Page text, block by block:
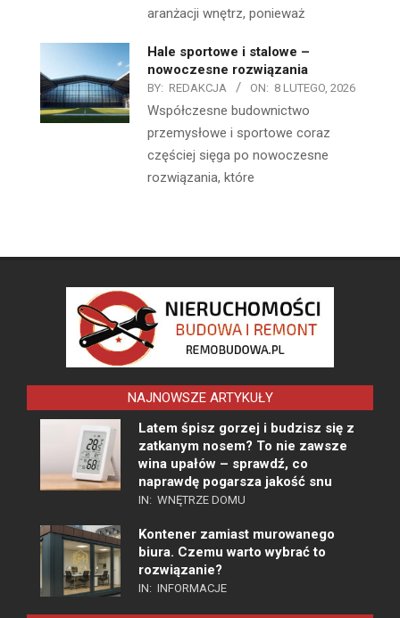
aranżacji wnętrz, ponieważ
Hale sportowe i stalowe –
nowoczesne rozwiązania
BY: REDAKCJA ON: 8 LUTEGO, 2026
Współczesne budownictwo
przemysłowe i sportowe coraz
częściej sięga po nowoczesne
rozwiązania, które
NAJNOWSZE ARTYKUŁY
Latem śpisz gorzej i budzisz się z
zatkanym nosem? To nie zawsze
wina upałów – sprawdź, co
naprawdę pogarsza jakość snu
IN: WNĘTRZE DOMU
Kontener zamiast murowanego
biura. Czemu warto wybrać to
rozwiązanie?
IN: INFORMACJE